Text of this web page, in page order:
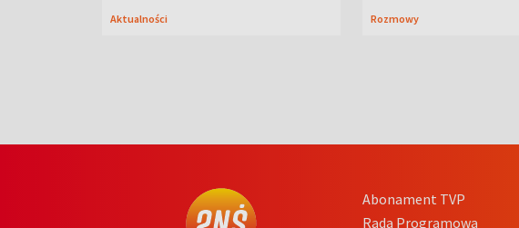
Aktualności Rozmowy
Abonament TVP
Rada Programowa